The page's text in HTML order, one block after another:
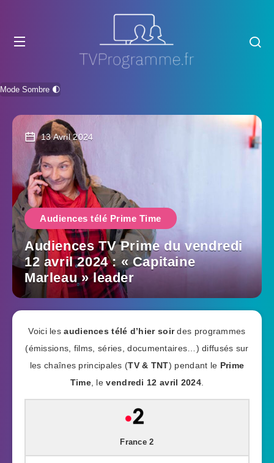
Mode Sombre 🌓
13 Avril 2024
Audiences télé Prime Time
Audiences TV Prime du vendredi
12 avril 2024 : « Capitaine
Marleau » leader
Voici lesaudiences télé d’hier soirdes programmes
(émissions, films, séries, documentaires…) diffusés sur
les chaînes principales (TV & TNT) pendant le Prime
Time, levendredi 12 avril 2024
France 2